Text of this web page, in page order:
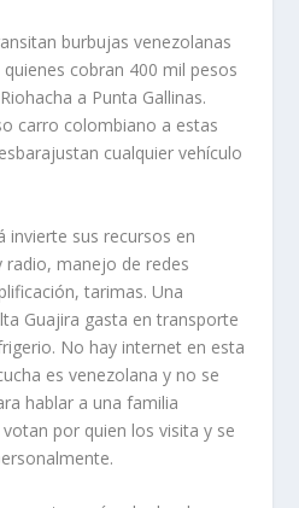
burbujas venezolanas
cobran 400 mil pesos
a Punta Gallinas.
carro colombiano a estas
cualquier vehículo
invierte sus recursos en
radio, manejo de redes
tarimas. Una
Guajira gasta en transporte
No hay internet en esta
es venezolana y no se
hablar a una familia
por quien los visita y se